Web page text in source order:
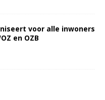
voor alle inwoners
en OZB